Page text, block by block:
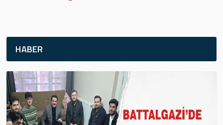
HABER